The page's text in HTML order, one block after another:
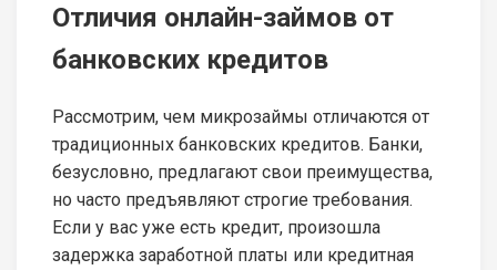
Отличия онлайн-займов от
банковских кредитов
Рассмотрим, чем микрозаймы отличаются от
традиционных банковских кредитов. Банки,
безусловно, предлагают свои преимущества,
но часто предъявляют строгие требования.
Если у вас уже есть кредит, произошла
задержка заработной платы или кредитная